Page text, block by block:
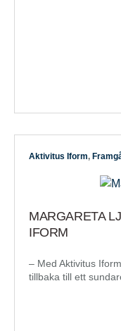
Aktivitus Iform,
MARGARETA
IFORM
– Med Aktivitus
tillbaka till ett